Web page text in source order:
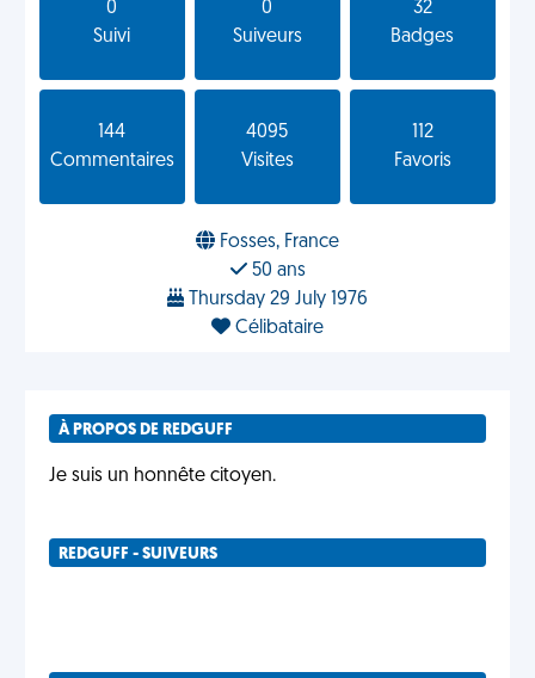
0
Suivi
0
Suiveurs
32
Badges
144
Commentaires
4095
Visites
112
Favoris
Fosses, France
50 ans
Thursday 29 July 1976
Célibataire
À PROPOS DE REDGUFF
Je suis un honnête citoyen.
REDGUFF - SUIVEURS